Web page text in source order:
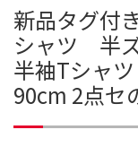
新品タグ
シャツ 半
半袖Tシャ
90cm 2点セ